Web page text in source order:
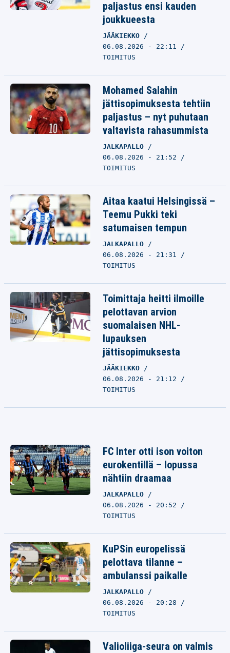
paljastus ensi kauden
joukkueesta
JÄÄKIEKKO
06.08.2026 - 22:11
TOIMITUS
Mohamed Salahin
jättisopimuksesta tehtiin
paljastus – nyt puhutaan
valtavista rahasummista
JALKAPALLO
06.08.2026 - 21:52
TOIMITUS
Aitaa kaatui Helsingissä –
Teemu Pukki teki
satumaisen tempun
JALKAPALLO
06.08.2026 - 21:31
TOIMITUS
Toimittaja heitti ilmoille
pelottavan arvion
suomalaisen NHL-
lupauksen
jättisopimuksesta
JÄÄKIEKKO
06.08.2026 - 21:12
TOIMITUS
FC Inter otti ison voiton
eurokentillä – lopussa
nähtiin draamaa
JALKAPALLO
06.08.2026 - 20:52
TOIMITUS
KuPSin europelissä
pelottava tilanne –
ambulanssi paikalle
JALKAPALLO
06.08.2026 - 20:28
TOIMITUS
Valioliiga-seura on valmis